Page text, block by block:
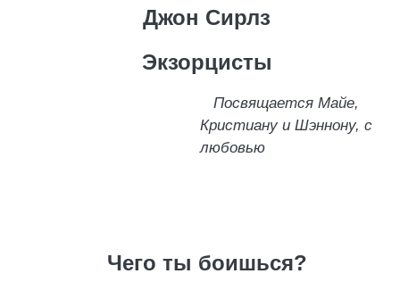
Джон Сирлз
Экзорцисты
Посвящается Майе,
Кристиану и Шэннону, с
любовью
Чего ты боишься?